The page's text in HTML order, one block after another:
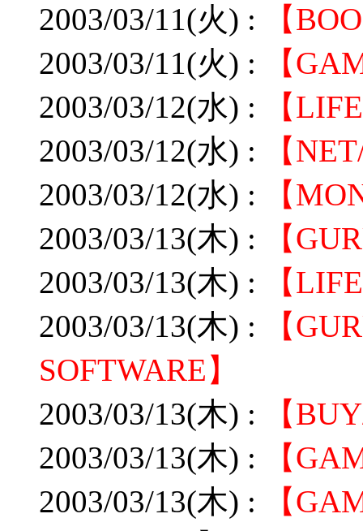
2003/03/11(火) :
【
2003/03/11(火) :
【
2003/03/12(水) :
【
2003/03/12(水) :
【
2003/03/12(水) :
【
2003/03/13(木) :
【
2003/03/13(木) :
【
2003/03/13(木) :
【
SOFTWARE】
2003/03/13(木) :
【
2003/03/13(木) :
【
2003/03/13(木) :
【